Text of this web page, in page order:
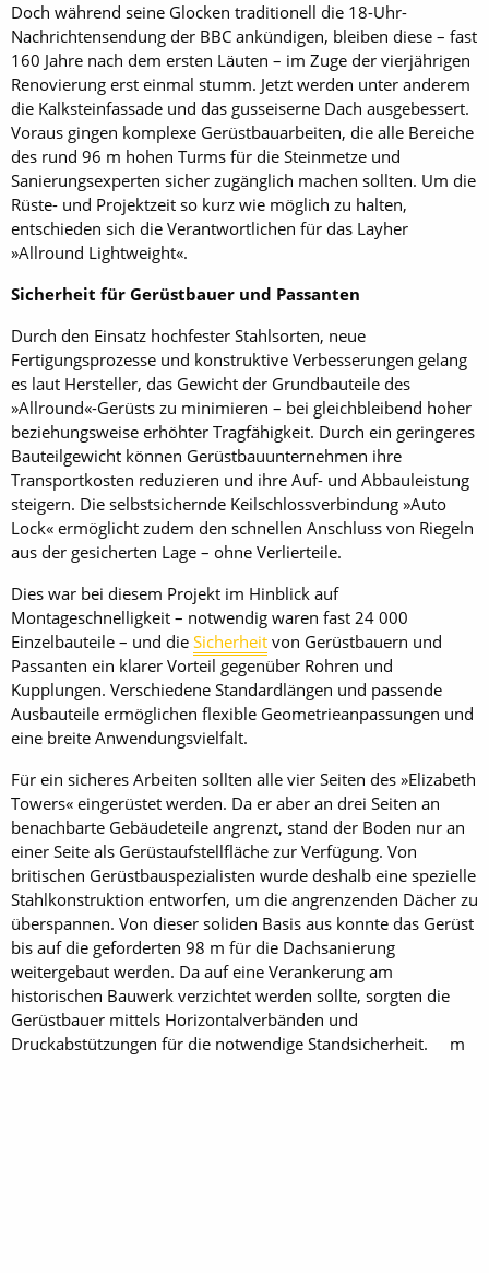
Doch während seine Glocken traditionell die 18-Uhr-
Nachrichtensendung der BBC ankündigen, bleiben diese – fast
160 Jahre nach dem ersten Läuten – im Zuge der vierjährigen
Renovierung erst einmal stumm. Jetzt werden unter anderem
die Kalksteinfassade und das gusseiserne Dach ausgebessert.
Voraus gingen komplexe Gerüstbauarbeiten, die alle Bereiche
des rund 96 m hohen Turms für die Steinmetze und
Sanierungsexperten sicher zugänglich machen sollten. Um die
Rüste- und Projektzeit so kurz wie möglich zu halten,
entschieden sich die Verantwortlichen für das Layher
»Allround Lightweight«.
Sicherheit für Gerüstbauer und Passanten
Durch den Einsatz hochfester Stahlsorten, neue
Fertigungsprozesse und konstruktive Verbesserungen gelang
es laut Hersteller, das Gewicht der Grundbauteile des
»Allround«-Gerüsts zu minimieren – bei gleichbleibend hoher
beziehungsweise erhöhter Tragfähigkeit. Durch ein geringeres
Bauteilgewicht können Gerüstbauunternehmen ihre
Transportkosten reduzieren und ihre Auf- und Abbauleistung
steigern. Die selbstsichernde Keilschlossverbindung »Auto
Lock« ermöglicht zudem den schnellen Anschluss von Riegeln
aus der gesicherten Lage – ohne Verlierteile.
Dies war bei diesem Projekt im Hinblick auf
Montageschnelligkeit – notwendig waren fast 24 000
Einzelbauteile – und die Sicherheit von Gerüstbauern und
Passanten ein klarer Vorteil gegenüber Rohren und
Kupplungen. Verschiedene Standardlängen und passende
Ausbauteile ermöglichen flexible Geometrieanpassungen und
eine breite Anwendungsvielfalt.
Für ein sicheres Arbeiten sollten alle vier Seiten des »Elizabeth
Towers« eingerüstet werden. Da er aber an drei Seiten an
benachbarte Gebäudeteile angrenzt, stand der Boden nur an
einer Seite als Gerüstaufstellfläche zur Verfügung. Von
britischen Gerüstbauspezialisten wurde deshalb eine spezielle
Stahlkonstruktion entworfen, um die angrenzenden Dächer zu
überspannen. Von dieser soliden Basis aus konnte das Gerüst
bis auf die geforderten 98 m für die Dachsanierung
weitergebaut werden. Da auf eine Verankerung am
historischen Bauwerk verzichtet werden sollte, sorgten die
Gerüstbauer mittels Horizontalverbänden und
Druckabstützungen für die notwendige Standsicherheit. m